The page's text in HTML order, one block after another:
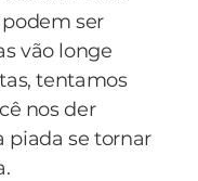
do que
feia em um
o motorista.
— conhece até a
ser
vão longe
tentamos
nos der
piada se tornar